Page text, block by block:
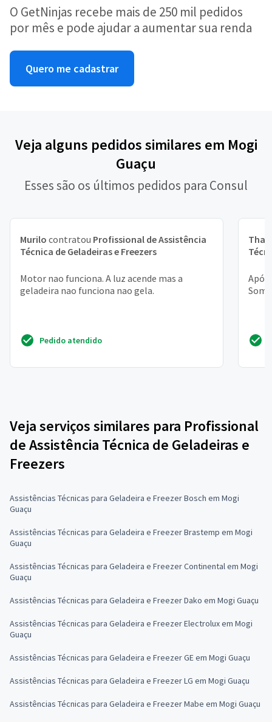
O GetNinjas recebe mais de 250 mil pedidos
por mês e pode ajudar a aumentar sua renda
Quero me cadastrar
Veja alguns pedidos similares em Mogi
Guaçu
Esses são os últimos pedidos para Consul
Murilo contratou Profissional de Assistência
Técnica de Geladeiras e Freezers
Motor nao funciona. A luz acende mas a
geladeira nao funciona nao gela.
Pedido atendido
Após
Veja serviços similares para Profissional
de Assistência Técnica de Geladeiras e
Freezers
Assistências Técnicas para Geladeira e Freezer Bosch em Mogi
Guaçu
Assistências Técnicas para Geladeira e Freezer Brastemp em Mogi
Guaçu
Assistências Técnicas para Geladeira e Freezer Continental em Mogi
Guaçu
Assistências Técnicas para Geladeira e Freezer Dako em Mogi Guaçu
Assistências Técnicas para Geladeira e Freezer Electrolux em Mogi
Guaçu
Assistências Técnicas para Geladeira e Freezer GE em Mogi Guaçu
Assistências Técnicas para Geladeira e Freezer LG em Mogi Guaçu
Assistências Técnicas para Geladeira e Freezer Mabe em Mogi Guaçu